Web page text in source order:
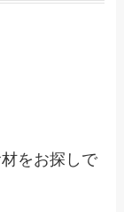
をお探しで